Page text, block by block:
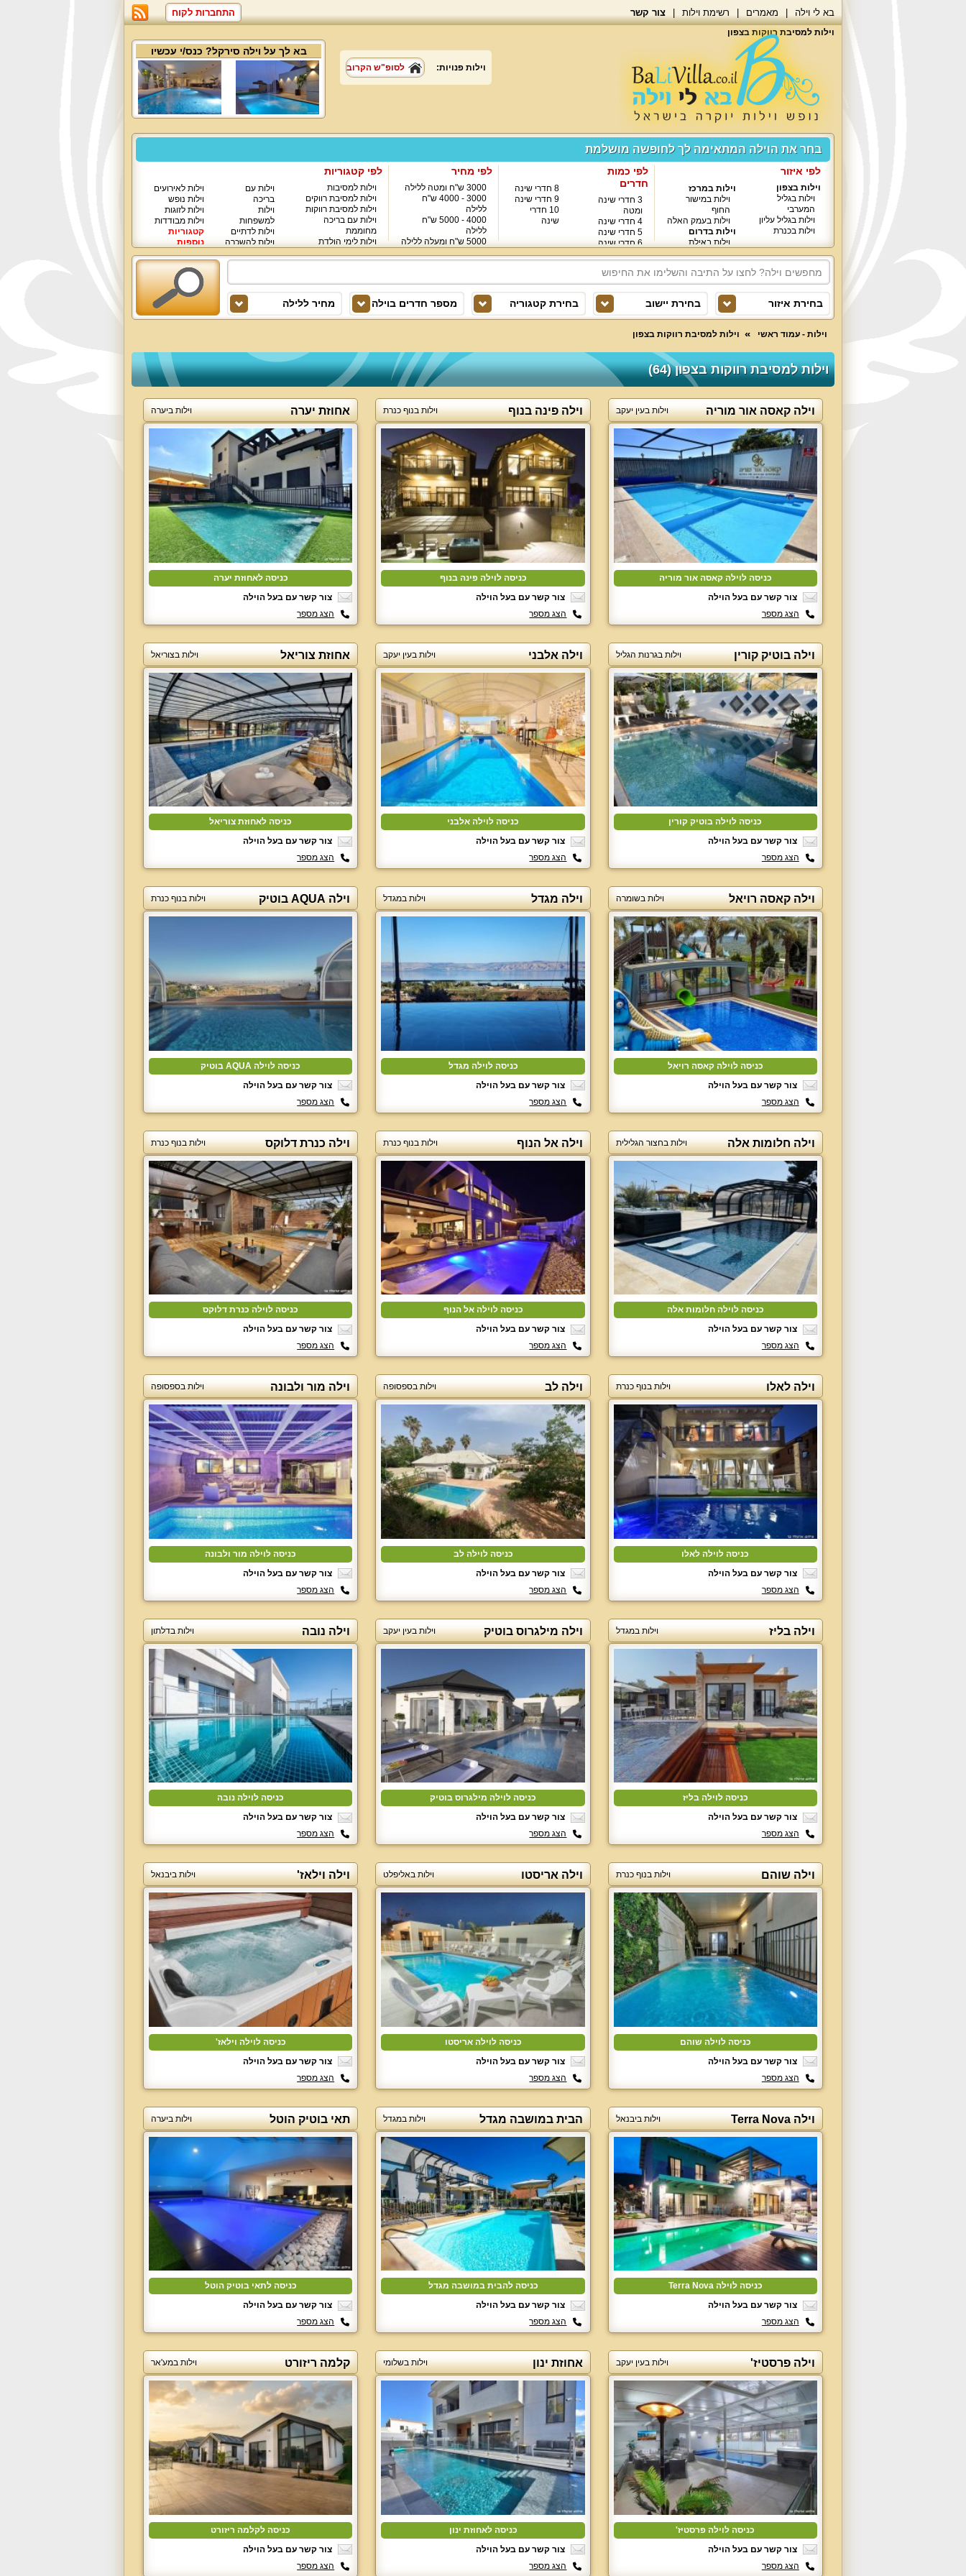
התחברות לקוח בא לי וילה מאמרים רשימת וילות צור קשר
וילות למסיבת רווקות בצפון
בא לך על וילה סירקל? כנס/י עכשיו
וילות פנויות: לסופ"ש הקרוב
בחר את הוילה המתאימה לך לחופשה מושלמת
לפי איזור
וילות בצפון
וילות בגליל
המערבי
וילות בגליל עליון
וילות בכנרת
וילות במרכז
וילות במישור
החוף
וילות בעמק האלה
וילות בדרום
וילות באילת
לפי כמות
חדרים
3 חדרי שינה
ומטה
4 חדרי שינה
5 חדרי שינה
6 חדרי שינה
7 חדרי שינה
8 חדרי שינה
9 חדרי שינה
10 חדרי
שינה
לפי מחיר
3000 ש"ח ומטה ללילה
3000 - 4000 ש"ח
ללילה
4000 - 5000 ש"ח
ללילה
5000 ש"ח ומעלה ללילה
לפי קטגוריות
וילות למסיבות
וילות למסיבת רווקים
וילות למסיבת רווקות
וילות עם בריכה
מחוממת
וילות לימי הולדת
וילות עם
בריכה
וילות
למשפחות
וילות לדתיים
וילות להשכרה
וילות יוקרתיות
וילות לאירועים
וילות נופש
וילות לזוגות
וילות מבודדות
קטגוריות
נוספות
בחירת איזור בחירת יישוב בחירת קטגוריה מספר חדרים בוילה מחיר ללילה
וילות - עמוד ראשי וילות למסיבת רווקות בצפון
וילות למסיבת רווקות בצפון (64)
וילה קאסה אור מוריה וילות בעין יעקב
כניסה לוילה קאסה אור מוריה
צור קשר עם בעל הוילה
הצג מספר
וילה פינה בנוף וילות בנוף כנרת
כניסה לוילה פינה בנוף
צור קשר עם בעל הוילה
הצג מספר
אחוזת יערה וילות ביערה
כניסה לאחוזת יערה
צור קשר עם בעל הוילה
הצג מספר
וילה בוטיק קורין וילות בגרנות הגליל
כניסה לוילה בוטיק קורין
צור קשר עם בעל הוילה
הצג מספר
וילה אלבני וילות בעין יעקב
כניסה לוילה אלבני
צור קשר עם בעל הוילה
הצג מספר
אחוזת צוריאל וילות בצוריאל
כניסה לאחוזת צוריאל
צור קשר עם בעל הוילה
הצג מספר
וילה קאסה רויאל וילות בשומרה
כניסה לוילה קאסה רויאל
צור קשר עם בעל הוילה
הצג מספר
וילה מגדל וילות במגדל
כניסה לוילה מגדל
צור קשר עם בעל הוילה
הצג מספר
וילה AQUA בוטיק וילות בנוף כנרת
כניסה לוילה AQUA בוטיק
צור קשר עם בעל הוילה
הצג מספר
וילה חלומות אלה וילות בחצור הגלילית
כניסה לוילה חלומות אלה
צור קשר עם בעל הוילה
הצג מספר
וילה אל הנוף וילות בנוף כנרת
כניסה לוילה אל הנוף
צור קשר עם בעל הוילה
הצג מספר
וילה כנרת דלוקס וילות בנוף כנרת
כניסה לוילה כנרת דלוקס
צור קשר עם בעל הוילה
הצג מספר
וילה לאלו וילות בנוף כנרת
כניסה לוילה לאלו
צור קשר עם בעל הוילה
הצג מספר
וילה לב וילות בספסופה
כניסה לוילה לב
צור קשר עם בעל הוילה
הצג מספר
וילה מור ולבונה וילות בספסופה
כניסה לוילה מור ולבונה
צור קשר עם בעל הוילה
הצג מספר
וילה בליז וילות במגדל
כניסה לוילה בליז
צור קשר עם בעל הוילה
הצג מספר
וילה מילגרוס בוטיק וילות בעין יעקב
כניסה לוילה מילגרוס בוטיק
צור קשר עם בעל הוילה
הצג מספר
וילה נובה וילות בדלתון
כניסה לוילה נובה
צור קשר עם בעל הוילה
הצג מספר
וילה שוהם וילות בנוף כנרת
כניסה לוילה שוהם
צור קשר עם בעל הוילה
הצג מספר
וילה אריסטו וילות באליפלט
כניסה לוילה אריסטו
צור קשר עם בעל הוילה
הצג מספר
וילה וילאז' וילות ביבנאל
כניסה לוילה וילאז'
צור קשר עם בעל הוילה
הצג מספר
וילה Terra Nova וילות ביבנאל
כניסה לוילה Terra Nova
צור קשר עם בעל הוילה
הצג מספר
הבית במושבה מגדל וילות במגדל
כניסה להבית במושבה מגדל
צור קשר עם בעל הוילה
הצג מספר
תאי בוטיק הוטל וילות ביערה
כניסה לתאי בוטיק הוטל
צור קשר עם בעל הוילה
הצג מספר
וילה פרסטיז' וילות בעין יעקב
כניסה לוילה פרסטיז'
צור קשר עם בעל הוילה
הצג מספר
אחוזת ינון וילות בשלומי
כניסה לאחוזת ינון
צור קשר עם בעל הוילה
הצג מספר
קלמה ריזורט וילות במע'אר
כניסה לקלמה ריזורט
צור קשר עם בעל הוילה
הצג מספר